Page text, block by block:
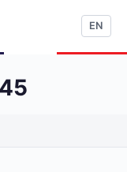
EN